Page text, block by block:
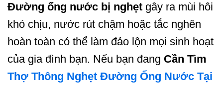
Đường ống nước bị nghẹt gây ra mùi hôi
khó chịu, nước rút chậm hoặc tắc nghẽn
hoàn toàn có thể làm đảo lộn mọi sinh hoạt
của gia đình bạn. Nếu bạn đang Cần Tìm
Thợ Thông Nghẹt Đường Ống Nước Tại